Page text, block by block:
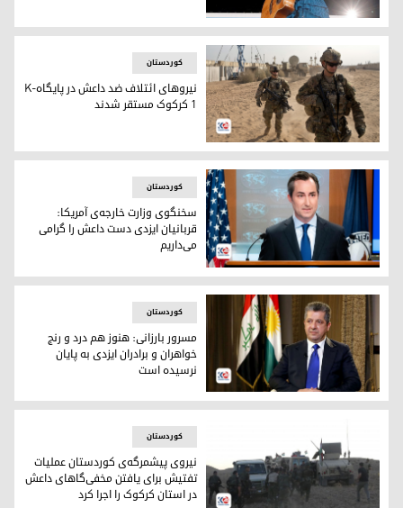
تیلور سوئیفت، خواننده‌ی پاپ آمریکایی
نیروهای ائتلاف ضد داعش در پایگاهK-1 کرکوک مستقر شدند
کوردستان
نیروهای ائتلاف ضد داعش در پایگاهK-
1 کرکوک مستقر شدند
متیو میلر، سخنگوی وزارت خارجه‌ی آمریکا
کوردستان
سخنگوی وزارت خارجه‌ی آمریکا:
قربانیان ایزدی دست داعش را گرامی
می‌داریم
مسرور بارزانی، نخست‌وزیر اقلیم کوردستان
کوردستان
مسرور بارزانی: هنوز هم درد و رنج
خواهران و برادران ایزدی به پایان
نرسیده است
کوردستان
نیروی پیشمرگه‌ی کوردستان عملیات
تفتیش برای یافتن مخفی‌گا‌های داعش
در استان کرکوک را اجرا کرد